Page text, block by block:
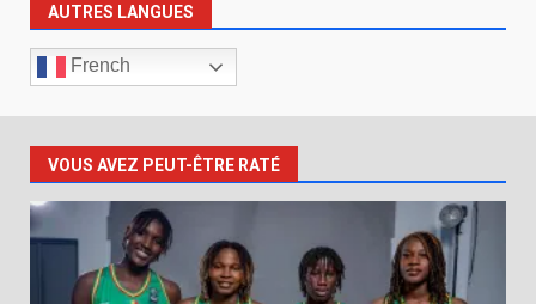
AUTRES LANGUES
French
VOUS AVEZ PEUT-ÊTRE RATÉ